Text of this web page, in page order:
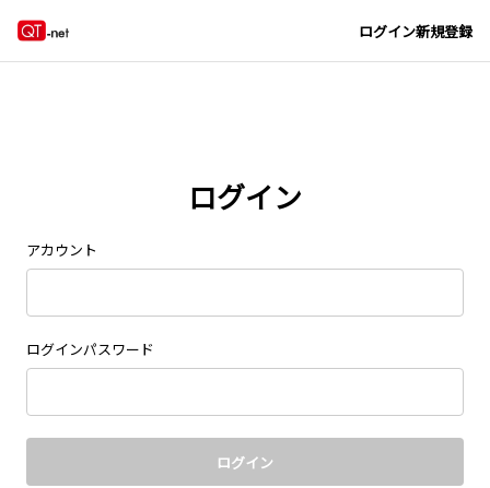
ログイン新規登録
ログイン
アカウント
ログインパスワード
ログイン